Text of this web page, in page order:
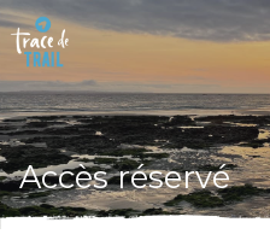
Accès réservé